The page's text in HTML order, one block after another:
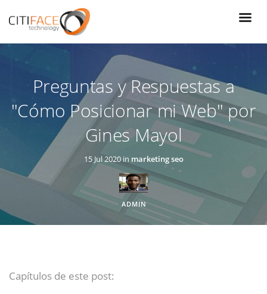
contenido
Preguntas y Respuestas a
"Cómo Posicionar mi Web" por
Gines Mayol
15 Jul 2020 in marketing seo
ADMIN
Capítulos de este post: